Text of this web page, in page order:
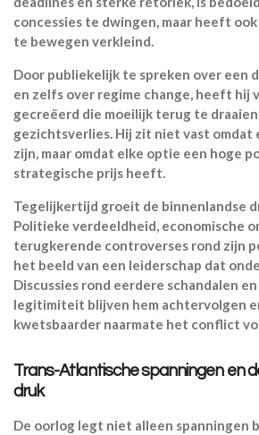
concessies te dwingen, maar heeft
te bewegen verkleind.
Door publiekelijk te spreken over een
en zelfs over regime change, heeft hij
gecreëerd die moeilijk terug te
gezichtsverlies. Hij zit niet vast omdat
zijn, maar omdat elke optie een hoge
strategische prijs heeft.
Tegelijkertijd groeit de binnenlandse
Politieke verdeeldheid, economische
terugkerende controverses rond zijn
het beeld van een leiderschap dat
Discussies rond eerdere schandalen
legitimiteit blijven hem achtervolgen
kwetsbaarder naarmate het conflict
Trans-Atlantische spanningen en
druk
De oorlog legt niet alleen spanningen